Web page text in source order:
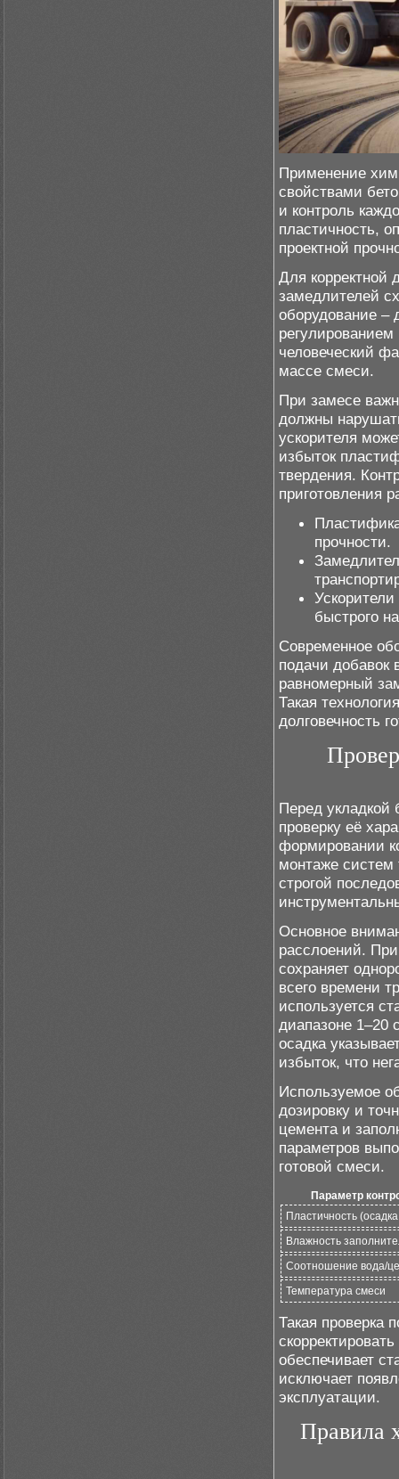
Применение
свойствами
и контроль
пластичность,
проектной
Для корректной
замедлителей
оборудование –
человеческий
массе смеси.
При замесе
должны
ускорителя
избыток
твердения.
приготовления
прочности.
быстрого
Современное
подачи добавок
равномерный
Такая
долговечность
Перед укладкой
проверку её
формировании
монтаже
строгой
Основное
расслоений.
сохраняет
всего времени
используется
диапазоне 1–20
осадка
избыток, что
Используемое
дозировку и
цемента и
параметров
готовой смеси.
Параметр
Пластичность
Влажность
Соотношение вода/
Температура смеси
Такая проверка
обеспечивает
исключает
эксплуатации.
Правила